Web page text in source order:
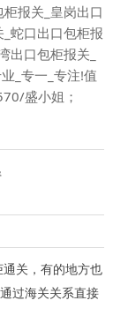
报关_皇岗出口
蛇口出口包柜报
出口包柜报关_
_专一_专注!值
盛小姐；
关，有的地方也
过海关关系直接